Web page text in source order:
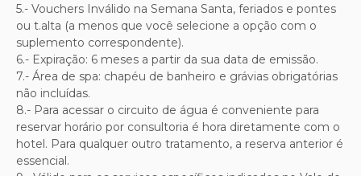
5.- Vouchers Inválido na Semana Santa, feriados e pontes
ou t.alta (a menos que você selecione a opção com o
suplemento correspondente).
6.- Expiração: 6 meses a partir da sua data de emissão.
7.- Área de spa: chapéu de banheiro e grávias obrigatórias
não incluídas.
8.- Para acessar o circuito de água é conveniente para
reservar horário por consultoria é hora diretamente com o
hotel. Para qualquer outro tratamento, a reserva anterior é
essencial.